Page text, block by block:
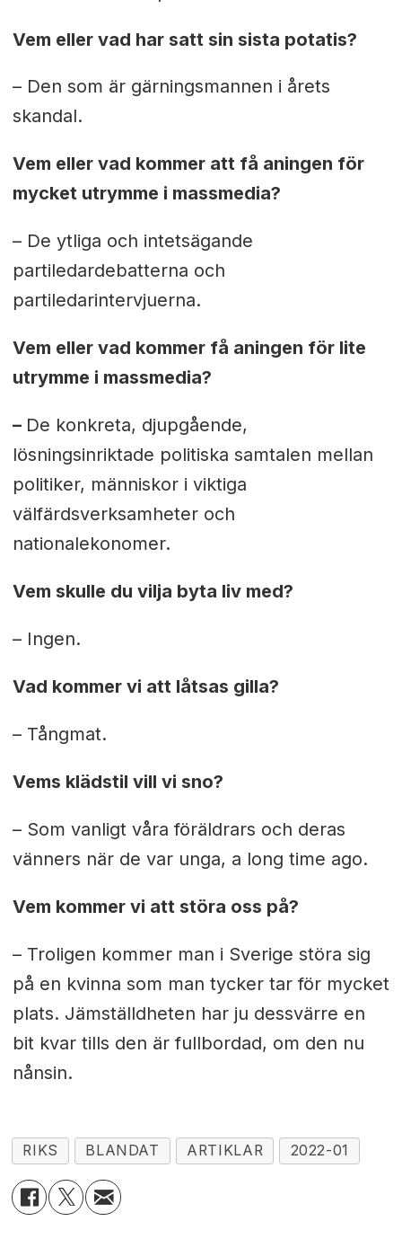
Vem eller vad har satt sin sista potatis?
– Den som är gärningsmannen i årets
skandal.
Vem eller vad kommer att få aningen för
mycket utrymme i massmedia?
– De ytliga och intetsägande
partiledardebatterna och
partiledarintervjuerna.
Vem eller vad kommer få aningen för lite
utrymme i massmedia?
– De konkreta, djupgående,
lösningsinriktade politiska samtalen mellan
politiker, människor i viktiga
välfärdsverksamheter och
nationalekonomer.
Vem skulle du vilja byta liv med?
– Ingen.
Vad kommer vi att låtsas gilla?
– Tångmat.
Vems klädstil vill vi sno?
– Som vanligt våra föräldrars och deras
vänners när de var unga, a long time ago.
Vem kommer vi att störa oss på?
– Troligen kommer man i Sverige störa sig
på en kvinna som man tycker tar för mycket
plats. Jämställdheten har ju dessvärre en
bit kvar tills den är fullbordad, om den nu
nånsin.
RIKS BLANDAT ARTIKLAR 2022-01